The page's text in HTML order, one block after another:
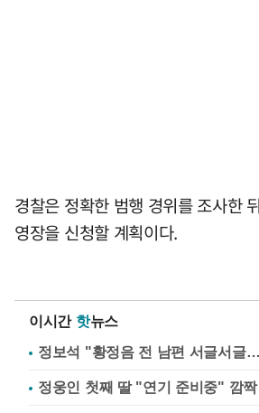
경찰은 정확한 범행 경위를 조사한
영장을 신청할 계획이다.
이시간 핫뉴스
정보석 "황정음 전 남편 서글서글
정웅인 첫째 딸 "연기 준비중" 깜